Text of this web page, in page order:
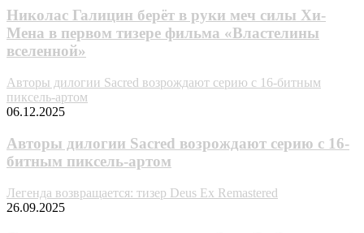
Николас Галицин берёт в руки меч силы Хи-
Мена в первом тизере фильма «Властелины
вселенной»
Авторы дилогии Sacred возрождают серию с 16-битным
пиксель-артом
06.12.2025
Авторы дилогии Sacred возрождают серию с 16-
битным пиксель-артом
Легенда возвращается: тизер Deus Ex Remastered
26.09.2025